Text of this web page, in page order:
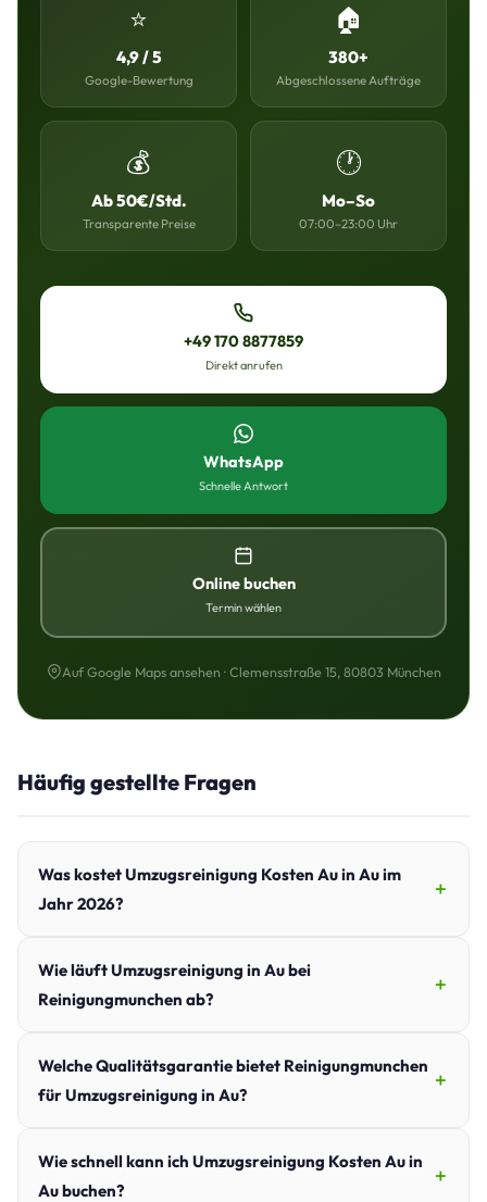
⭐
4,9 / 5
Google-Bewertung
🏠
380+
Abgeschlossene Aufträge
💰
Ab 50€/Std.
Transparente Preise
🕐
Mo–So
07:00–23:00 Uhr
+49 170 8877859
Direkt anrufen
WhatsApp
Schnelle Antwort
Online buchen
Termin wählen
Auf Google Maps ansehen · Clemensstraße 15, 80803 München
Häufig gestellte Fragen
Was kostet Umzugsreinigung Kosten Au in Au im
Jahr 2026?
Wie läuft Umzugsreinigung in Au bei
Reinigungmunchen ab?
Welche Qualitätsgarantie bietet Reinigungmunchen
für Umzugsreinigung in Au?
Wie schnell kann ich Umzugsreinigung Kosten Au in
Au buchen?